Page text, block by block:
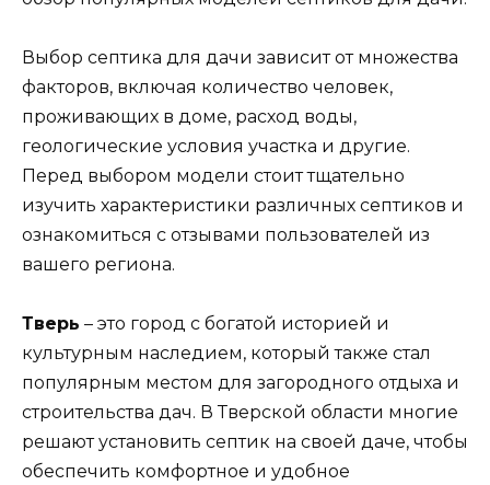
Выбор септика для дачи зависит от множества
факторов, включая количество человек,
проживающих в доме, расход воды,
геологические условия участка и другие.
Перед выбором модели стоит тщательно
изучить характеристики различных септиков и
ознакомиться с отзывами пользователей из
вашего региона.
Тверь – это город с богатой историей и
культурным наследием, который также стал
популярным местом для загородного отдыха и
строительства дач. В Тверской области многие
решают установить септик на своей даче, чтобы
обеспечить комфортное и удобное